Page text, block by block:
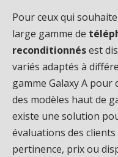
Pour ceux qui
large gamme de
reconditionnésest
variés adaptés à
gamme Galaxy A
des modèles haut de
existe une solution
évaluations des
pertinence, prix ou